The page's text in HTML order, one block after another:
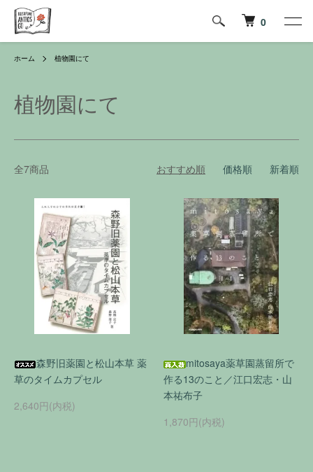
0
ホーム 植物園にて
植物園にて
全7商品 おすすめ順 価格順 新着順
森野旧薬園と松山本草 薬
草のタイムカプセル
2,640円(内税)
mitosaya薬草園蒸留所で
作る13のこと／江口宏志・山
本祐布子
1,870円(内税)